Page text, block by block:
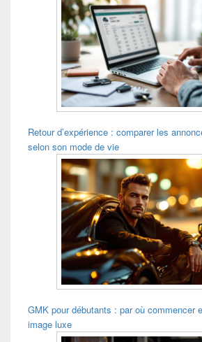
Retour d’expérience : comparer les
selon son mode de vie
GMK pour débutants : par où commencer
image luxe